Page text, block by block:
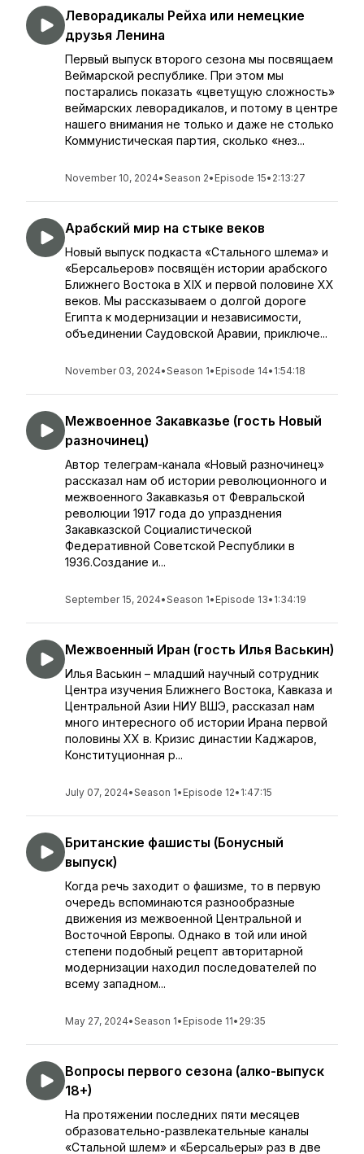
Леворадикалы Рейха или немецкие
друзья Ленина
Первый выпуск второго сезона мы посвящаем
Веймарской республике. При этом мы
постарались показать «цветущую сложность»
веймарских леворадикалов, и потому в центре
нашего внимания не только и даже не столько
Коммунистическая партия, сколько «нез...
November 10, 2024•Season 2• Episode 15• 2:13:27
Арабский мир на стыке веков
Новый выпуск подкаста «Стального шлема» и
«Берсальеров» посвящён истории арабского
Ближнего Востока в XIX и первой половине XX
веков. Мы рассказываем о долгой дороге
Египта к модернизации и независимости,
объединении Саудовской Аравии, приключе...
November 03, 2024•Season 1• Episode 14• 1:54:18
Межвоенное Закавказье (гость Новый
разночинец)
Автор телеграм-канала «Новый разночинец»
рассказал нам об истории революционного и
межвоенного Закавказья от Февральской
революции 1917 года до упразднения
Закавказской Социалистической
Федеративной Советской Республики в
1936.Создание и...
September 15, 2024•Season 1• Episode 13• 1:34:19
Межвоенный Иран (гость Илья Васькин)
Илья Васькин – младший научный сотрудник
Центра изучения Ближнего Востока, Кавказа и
Центральной Азии НИУ ВШЭ, рассказал нам
много интересного об истории Ирана первой
половины XX в. Кризис династии Каджаров,
Конституционная р...
July 07, 2024•Season 1• Episode 12• 1:47:15
Британские фашисты (Бонусный
выпуск)
Когда речь заходит о фашизме, то в первую
очередь вспоминаются разнообразные
движения из межвоенной Центральной и
Восточной Европы. Однако в той или иной
степени подобный рецепт авторитарной
модернизации находил последователей по
всему западном...
May 27, 2024•Season 1• Episode 11• 29:35
Вопросы первого сезона (алко-выпуск
18+)
На протяжении последних пяти месяцев
образовательно-развлекательные каналы
«Стальной шлем» и «Берсальеры» раз в две